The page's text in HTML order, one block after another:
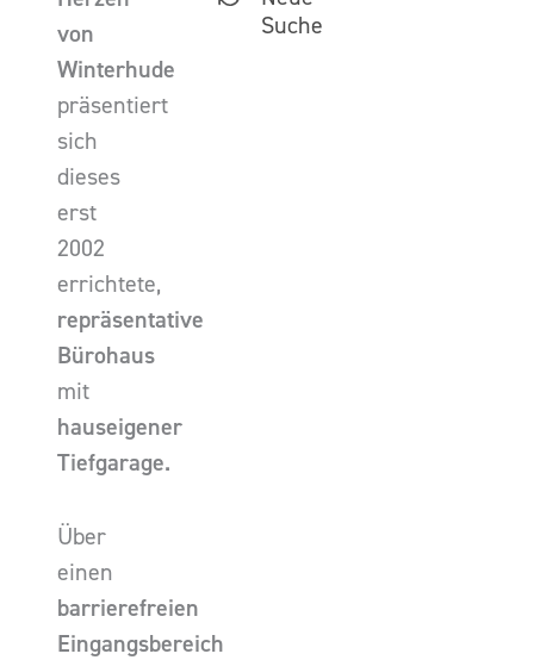
von
Winterhude
präsentiert
sich
dieses
erst
2002
errichtete,
repräsentative
Bürohaus
mit
hauseigener
Tiefgarage.
Über
einen
barrierefreien
Eingangsbereich
Suche